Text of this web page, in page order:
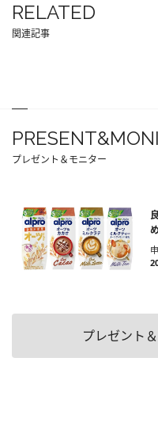
RELATED
関連記事
プレゼント＆モニター
プレゼント